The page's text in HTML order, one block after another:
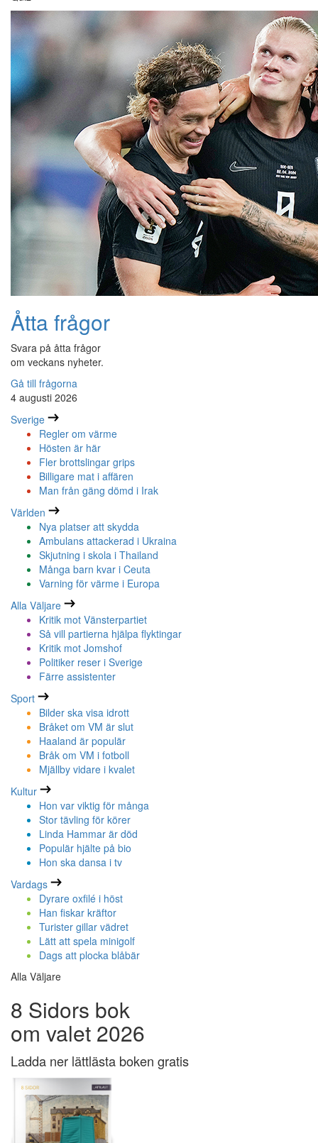
Åtta frågor
Svara på åtta frågor
om veckans nyheter.
Gå till frågorna
4 augusti 2026
Sverige
Regler om värme
Hösten är här
Fler brottslingar grips
Billigare mat i affären
Man från gäng dömd i Irak
Världen
Nya platser att skydda
Ambulans attackerad i Ukraina
Skjutning i skola i Thailand
Många barn kvar i Ceuta
Varning för värme i Europa
Alla Väljare
Kritik mot Vänsterpartiet
Så vill partierna hjälpa flyktingar
Kritik mot Jomshof
Politiker reser i Sverige
Färre assistenter
Sport
Bilder ska visa idrott
Bråket om VM är slut
Haaland är populär
Bråk om VM i fotboll
Mjällby vidare i kvalet
Kultur
Hon var viktig för många
Stor tävling för körer
Linda Hammar är död
Populär hjälte på bio
Hon ska dansa i tv
Vardags
Dyrare oxfilé i höst
Han fiskar kräftor
Turister gillar vädret
Lätt att spela minigolf
Dags att plocka blåbär
Alla Väljare
8 Sidors bok
om valet 2026
Ladda ner lättlästa boken gratis